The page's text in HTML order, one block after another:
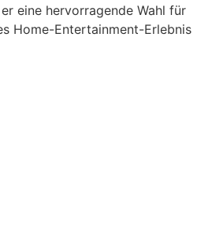
eine hervorragende Wahl für
Home-Entertainment-Erlebnis